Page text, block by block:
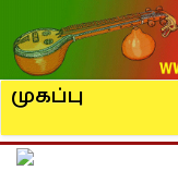
முகப்பு